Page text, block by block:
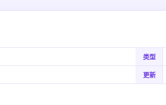
类型
更新